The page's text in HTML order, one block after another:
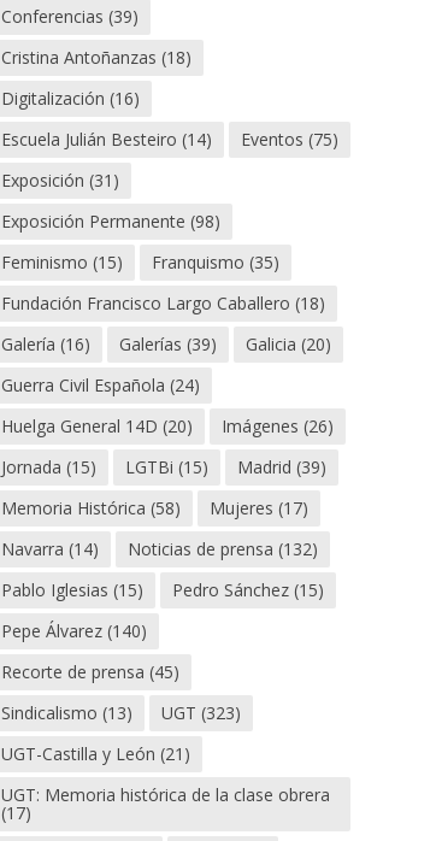
Conferencias (39)
Cristina Antoñanzas (18)
Digitalización (16)
Escuela Julián Besteiro (14) Eventos (75)
Exposición (31)
Exposición Permanente (98)
Feminismo (15) Franquismo (35)
Fundación Francisco Largo Caballero (18)
Galería (16) Galerías (39) Galicia (20)
Guerra Civil Española (24)
Huelga General 14D (20) Imágenes (26)
Jornada (15) LGTBi (15) Madrid (39)
Memoria Histórica (58) Mujeres (17)
Navarra (14) Noticias de prensa (132)
Pablo Iglesias (15) Pedro Sánchez (15)
Pepe Álvarez (140)
Recorte de prensa (45)
Sindicalismo (13) UGT (323)
UGT-Castilla y León (21)
UGT: Memoria histórica de la clase obrera
(17)